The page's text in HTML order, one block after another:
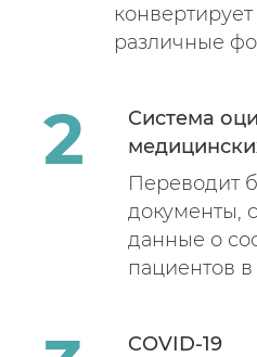
различные
Система
Переводит
документы,
данные о
пациентов
COVID-19